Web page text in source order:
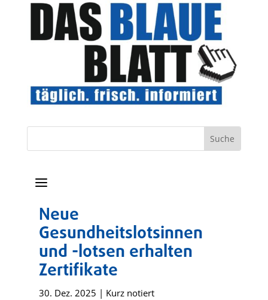
a
Neue
Gesundheitslotsinnen
und -lotsen erhalten
Zertifikate
30. Dez. 2025 | Kurz notiert